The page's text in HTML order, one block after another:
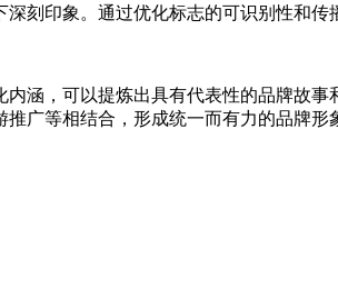
刻印象。通过优化标志的可识别性和
涵，可以提炼出具有代表性的品牌故
广等相结合，形成统一而有力的品牌形